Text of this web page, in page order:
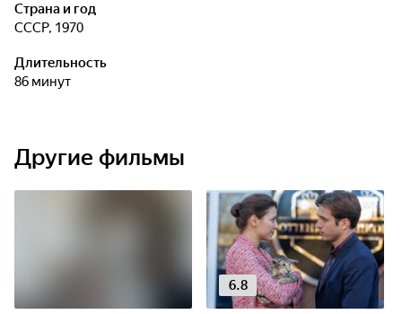
Страна и год
СССР, 1970
Длительность
86 минут
Другие фильмы
6.8